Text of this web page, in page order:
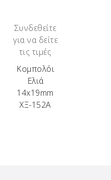
Συνδεθείτε
για να δείτε
τις τιμές
Κομπολόι
Ελιά
14x19mm
ΧΞ-152Α